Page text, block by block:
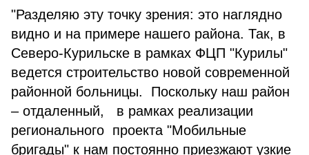
"Разделяю эту точку зрения: это наглядно
видно и на примере нашего района. Так, в
Северо-Курильске в рамках ФЦП "Курилы"
ведется строительство новой современной
районной больницы. Поскольку наш район
– отдаленный, в рамках реализации
регионального проекта "Мобильные
бригады" к нам постоянно приезжают узкие